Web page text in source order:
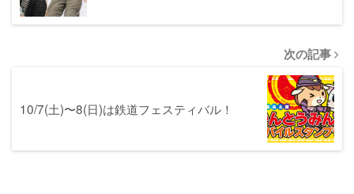
次の記事
10/7(土)〜8(日)は鉄道フェスティバル！